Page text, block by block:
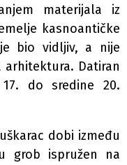
materijala iz
kasnoantičke
bio vidljiv, a nije
arhitektura. Datiran
do sredine 20.
dobi između
grob ispružen na